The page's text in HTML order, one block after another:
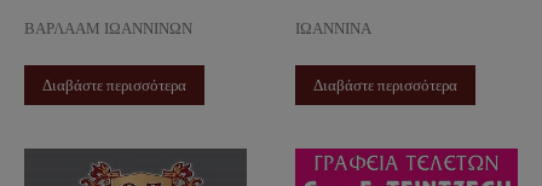
ΒΑΡΛΑΑΜ ΙΩΑΝΝΙΝΩΝ
Διαβάστε περισσότερα
ΙΩΑΝΝΙΝΑ
Διαβάστε περισσότερα